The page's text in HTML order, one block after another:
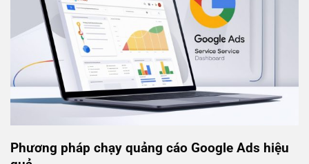
Phương pháp chạy quảng cáo Google Ads hiệu